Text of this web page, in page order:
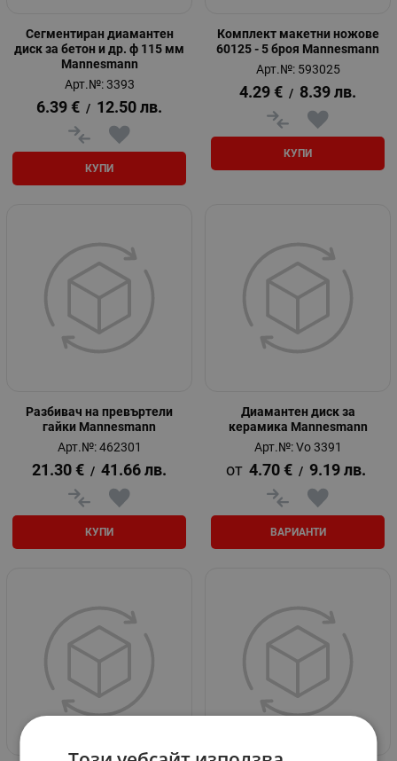
Сегментиран диамантен
диск за бетон и др. ф 115 мм
Mannesmann
Арт.№: 3393
6.39 € / 12.50 лв.
КУПИ
Комплект макетни ножове
60125 - 5 броя Mannesmann
Арт.№: 593025
4.29 € / 8.39 лв.
КУПИ
Разбивач на превъртели
гайки Mannesmann
Арт.№: 462301
21.30 € / 41.66 лв.
КУПИ
Диамантен диск за
керамика Mannesmann
Арт.№: Vo 3391
4.70 € / 9.19 лв.
ВАРИАНТИ